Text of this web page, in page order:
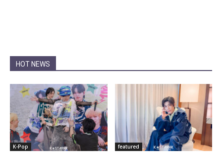
HOT NEWS
K-Pop featured